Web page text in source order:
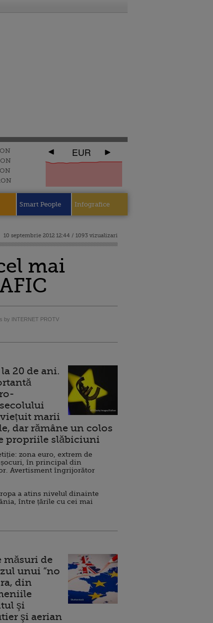
EUR
Smart People Infografice
10 septembrie 2012 12:44 / 1093 vizualizari
mai
by INTERNET PROTV
20 de ani.
marii
dar rămâne un colos
propriile slăbiciuni
zona euro, extrem de
în principal din
Avertisment îngrijorător
a atins nivelul dinainte
între țările cu cei mai
măsuri de
unui ”no
din
şi
şi aerian